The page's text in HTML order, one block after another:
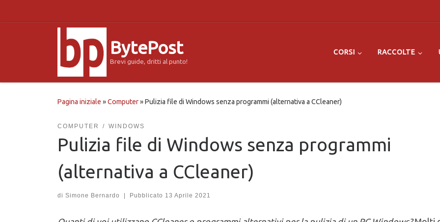
BytePost
Brevi guide, dritti al punto!
CORSI RACCOLTE
Pagina iniziale »Computer»Pulizia file di Windows senza programmi (alternativa a CCleaner)
COMPUTER WINDOWS
Pulizia file di Windows senza programmi
(alternativa a CCleaner)
di Simone Bernardo Pubblicato 13 Aprile 2021